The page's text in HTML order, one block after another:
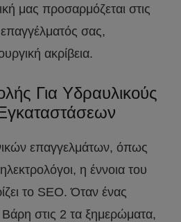
μας προσαρμόζεται στις
επαγγέλματός σας,
ακρίβεια.
Για Υδραυλικούς
επαγγελμάτων, όπως
η έννοια του
το SEO. Όταν ένας
στις 2 τα ξημερώματα,